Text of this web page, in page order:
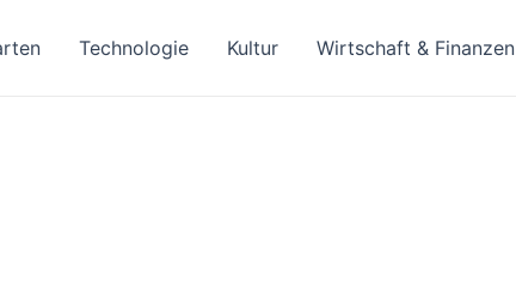
Technologie Kultur Wirtschaft & Finanzen